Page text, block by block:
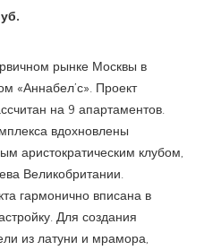
рынке Москвы в
«Аннабел’с». Проект
на 9 апартаментов.
вдохновлены
аристократическим клубом,
Великобритании.
гармонично вписана в
Для создания
из латуни и мрамора,